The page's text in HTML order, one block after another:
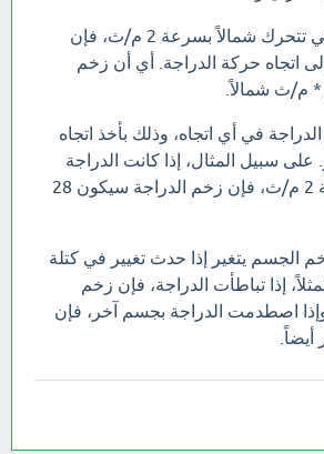
في حالة الدراجة التي تتحرك شمالاً بسرعة 2 م/ث، فإن
اتجاه حركة الدراجة. أي أن زخم
في أي اتجاه، وذلك بأخذ اتجاه
على سبيل المثال، إذا كانت الدراجة
تتحرك شرقاً بسرعة 2 م/ث، فإن زخم الدراجة سيكون 28
الجسم يتغير إذا حدث تغيير في كتلة
إذا تباطأت الدراجة، فإن زخم
اصطدمت الدراجة بجسم آخر، فإن